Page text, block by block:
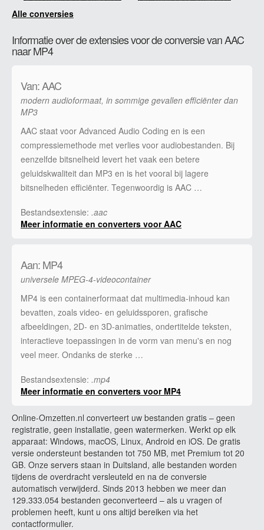
Alle conversies
Informatie over de extensies voor de conversie van AAC
naar MP4
Van: AAC
modern audioformaat, in sommige gevallen efficiënter dan
MP3
AAC staat voor Advanced Audio Coding en is een
compressiemethode met verlies voor audiobestanden. Bij
eenzelfde bitsnelheid levert het vaak een betere
geluidskwaliteit dan MP3 en is het vooral bij lagere
bitsnelheden efficiënter. Tegenwoordig is AAC …
Bestandsextensie: .aac
Meer informatie en converters voor AAC
Aan: MP4
universele MPEG-4-videocontainer
MP4 is een containerformaat dat multimedia-inhoud kan
bevatten, zoals video- en geluidssporen, grafische
afbeeldingen, 2D- en 3D-animaties, ondertitelde teksten,
interactieve toepassingen in de vorm van menu's en nog
veel meer. Ondanks de sterke …
Bestandsextensie: .mp4
Meer informatie en converters voor MP4
Online-Omzetten.nl converteert uw bestanden gratis – geen
registratie, geen installatie, geen watermerken. Werkt op elk
apparaat: Windows, macOS, Linux, Android en iOS. De gratis
versie ondersteunt bestanden tot 750 MB, met Premium tot 20
GB. Onze servers staan in Duitsland, alle bestanden worden
tijdens de overdracht versleuteld en na de conversie
automatisch verwijderd. Sinds 2013 hebben we meer dan
129.333.054 bestanden geconverteerd – als u vragen of
problemen heeft, kunt u ons altijd bereiken via het
contactformulier.